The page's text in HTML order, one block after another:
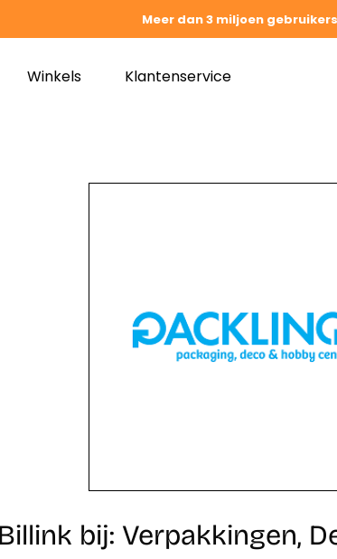
Meer dan 3 miljoen
Winkels Klantenservice
bij: Verpakkingen,